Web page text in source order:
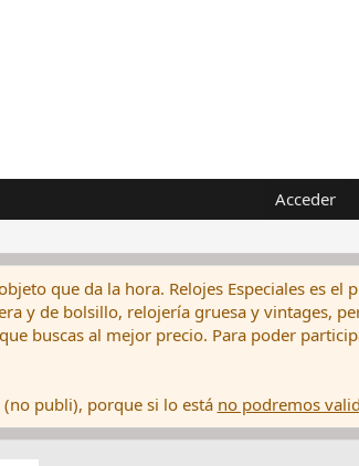
Acceder
que da la hora. Relojes Especiales es el
y de bolsillo, relojería gruesa y vintages,
buscas al mejor precio. Para poder
publi), porque si lo está no podremos